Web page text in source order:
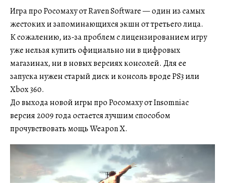
Игра про Росомаху от Raven Software — один из самых
жестоких и запоминающихся экшн от третьего лица.
К сожалению, из-за проблем с лицензированием игру
уже нельзя купить официально ни в цифровых
магазинах, ни в новых версиях консолей. Для ее
запуска нужен старый диск и консоль вроде PS3 или
Xbox 360.
До выхода новой игры про Росомаху от Insomniac
версия 2009 года остается лучшим способом
прочувствовать мощь Weapon X.